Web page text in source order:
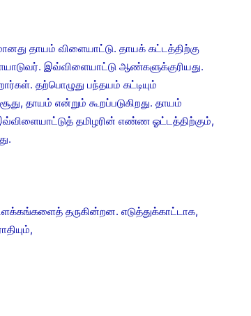
தாயம் விளையாட்டு. தாயக் கட்டத்திற்கு
இவ்விளையாட்டு ஆண்களுக்குரியது.
தற்பொழுது பந்தயம் கட்டியும்
தாயம் என்றும் கூறப்படுகிறது. தாயம்
தமிழரின் எண்ண ஓட்டத்திற்கும்,
தருகின்றன. எடுத்துக்காட்டாக,